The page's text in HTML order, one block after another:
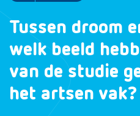
Tussen droom
welk beeld
van de studie
het artsen vak?